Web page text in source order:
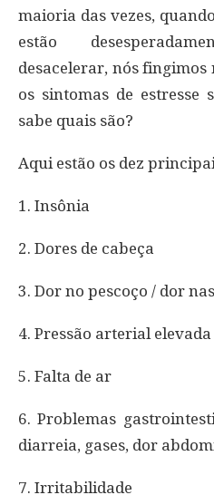
maioria das vezes,
estão
desacelerar, nós fingimos
os sintomas de estresse
sabe quais são?
Aqui estão os dez
1. Insônia
2. Dores de cabeça
3. Dor no pescoço / dor
4. Pressão arterial elevada
5. Falta de ar
6. Problemas
diarreia, gases, dor
7. Irritabilidade